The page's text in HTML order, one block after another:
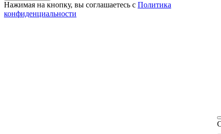
Нажимая на кнопку, вы соглашаетесь с Политика
конфиденциальности